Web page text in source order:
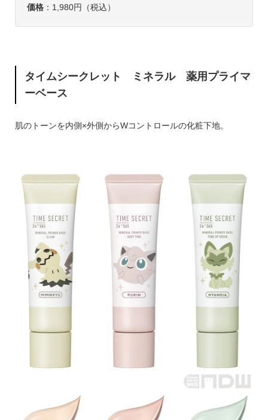
価格：1,980円（税込）
タイムシークレット ミネラル 薬用プライマ
ーベース
肌のトーンを内側×外側からWコントロールの化粧下地。